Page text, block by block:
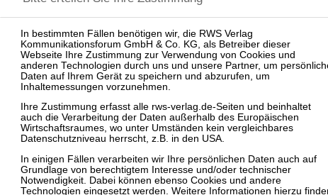
Sicherung der Erfüllung sowohl durch Einbehalt bei
für Terrorschadensversicherung als Nebenkosten